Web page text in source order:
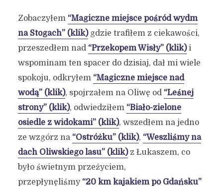
Zobaczyłem “Magiczne miejsce pośród wydm
na Stogach” (klik)gdzie trafiłem z ciekawości,
przeszedłem nad “Przekopem Wisły” (klik)i
wspominam ten spacer do dzisiaj, dał mi wiele
spokoju, odkryłem “Magiczne miejsce nad
wodą” (klik), spojrzałem na Oliwę od “Leśnej
strony” (klik), odwiedziłem “Biało-zielone
osiedle z widokami” (klik), wszedłem na jedno
ze wzgórz na “Ostróżku” (klik), “Weszliśmy na
dach Oliwskiego lasu” (klik)z Łukaszem, co
było świetnym przeżyciem,
przepłynęliśmy “20 km kajakiem po Gdańsku”